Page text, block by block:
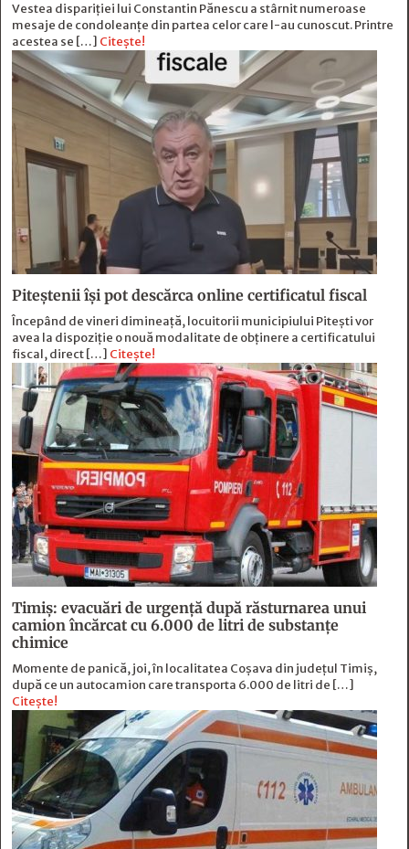
Vestea dispariției lui Constantin Pănescu a stârnit numeroase
mesaje de condoleanțe din partea celor care l-au cunoscut. Printre
acestea se […] Citește!
Piteștenii își pot descărca online certificatul fiscal
Începând de vineri dimineață, locuitorii municipiului Pitești vor
avea la dispoziție o nouă modalitate de obținere a certificatului
fiscal, direct […] Citește!
Timiș: evacuări de urgență după răsturnarea unui
camion încărcat cu 6.000 de litri de substanțe
chimice
Momente de panică, joi, în localitatea Coșava din județul Timiș,
după ce un autocamion care transporta 6.000 de litri de […]
Citește!